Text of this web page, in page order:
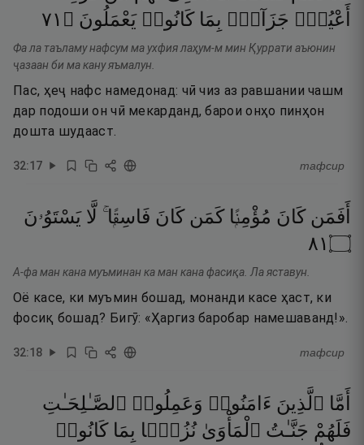
أَعْيُنٍۢ جَزَآءًۢ بِمَا كَانُوا۟ يَعْمَلُونَ ۝ ١٧
Фа ла таъламу нафсум ма ухфия лаҳум-м мин Қуррати аъюнин
ҷазаан би ма кану яъмалун.
Пас, ҳеҷ нафс намедонад: чӣ чиз аз равшании чашм
дар подоши он чӣ мекарданд, барои онҳо пинҳон
дошта шудааст.
32:17 тафсир
أَفَمَن كَانَ مُؤْمِنًۭا كَمَن كَانَ فَاسِقًۭا ۚ لَّا يَسْتَوُۥنَ
۝١٨
А-фа ман кана муъминан ка ман кана фасиқа. Ла яставун.
Оё касе, ки муъмин бошад, монанди касе ҳаст, ки
фосиқ бошад? Бигӯ: «Ҳаргиз баробар намешаванд!».
32:18 тафсир
أَمَّا ٱلَّذِينَ ءَامَنُوا۟ وَعَمِلُوا۟ ٱلصَّـٰلِحَـٰتِ
فَلَهُمْ جَنَّـٰتُ ٱلْمَأْوَىٰ نُزُلًۢا بِمَا كَانُوا۟